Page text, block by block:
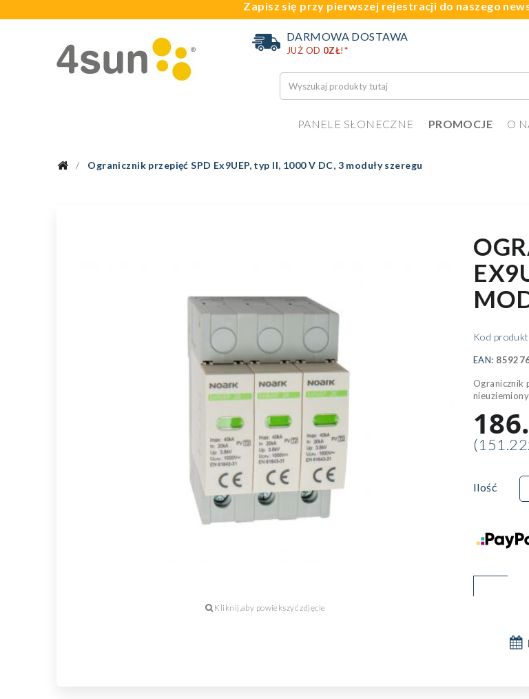
Zapisz się przy pierwszej rejestracji do naszego
DARMOWA DOSTAWA
JUŻ OD 0ZŁ!*
PANELE SŁONECZNE PROMOCJE O
Ogranicznik przepięć SPD Ex9UEP, typ II, 1000 V DC, 3 moduły szeregu
Kod
EAN:
Ogranicznik
Ilość